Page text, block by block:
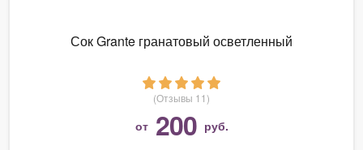
Сок Grante гранатовый осветленный
(Отзывы 11)
от 200 руб.